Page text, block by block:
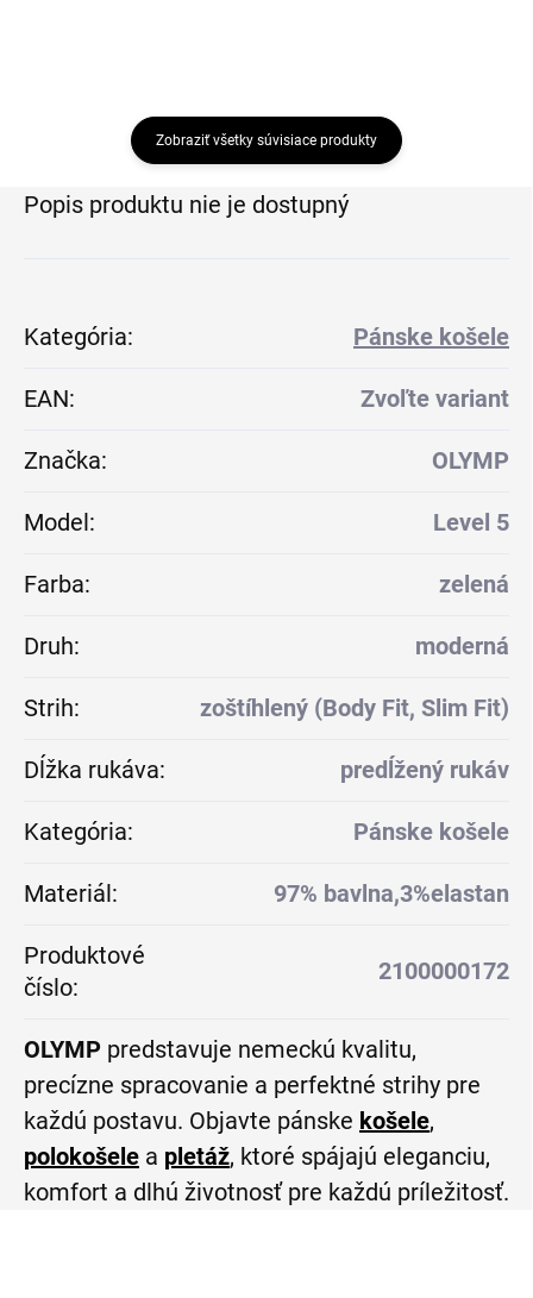
Zobraziť všetky súvisiace produkty
Popis produktu nie je dostupný
Kategória: Pánske košele
EAN: Zvoľte variant
Značka: OLYMP
Model: Level 5
Farba: zelená
Druh: moderná
Strih: zoštíhlený (Body Fit, Slim Fit)
Dĺžka rukáva: predĺžený rukáv
Kategória: Pánske košele
Materiál: 97% bavlna,3%elastan
Produktové
číslo:
2100000172
OLYMP predstavuje nemeckú kvalitu,
precízne spracovanie a perfektné strihy pre
každú postavu. Objavte pánske košele,
polokošele a pletáž, ktoré spájajú eleganciu,
komfort a dlhú životnosť pre každú príležitosť.